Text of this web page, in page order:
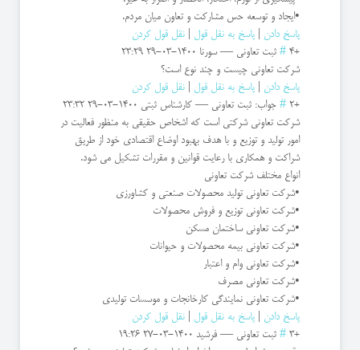
•ایجاد و توسعه حس مشارکت و تعاون میان مردم.
پاسخ دادن
پاسخ به نقل قول
نقل قول کردن
+4
# ثبت تعاوني —سورنا 1400-03-29 23:29
شرکت تعاونی چیست و چند نوع است؟
پاسخ دادن
پاسخ به نقل قول
نقل قول کردن
+2
# جواب: ثبت تعاوني — کارشناس ثبتی 1400-03-29 23:32
شرکت تعاونی شرکتی است که اشخاص حقیقی به منظور فعالیت در
امور تولید و توزیع و با هدف بهبود اوضاع اقتصادی خود از طریق
شراکت و همکاری با رعایت قوانین و مقررات تشکیل می شود.
انواع مختلف شرکت تعاونی
•شرکت تعاونی تولید محصولات صنعتی و کشاورزی
•شرکت تعاونی توزیع و فروش محصولات
•شرکت تعاونی ساختمان مسکن
•شرکت تعاونی بیمه محصولات و حیوانات
•شرکت تعاونی وام و اعتبار
•شرکت تعاونی مصرف
•شرکت تعاونی نمایندگی کارخانجات و موسسات تولیدی
پاسخ دادن
پاسخ به نقل قول
نقل قول کردن
+3
# ثبت تعاونی — فرشید 1400-03-27 19:26